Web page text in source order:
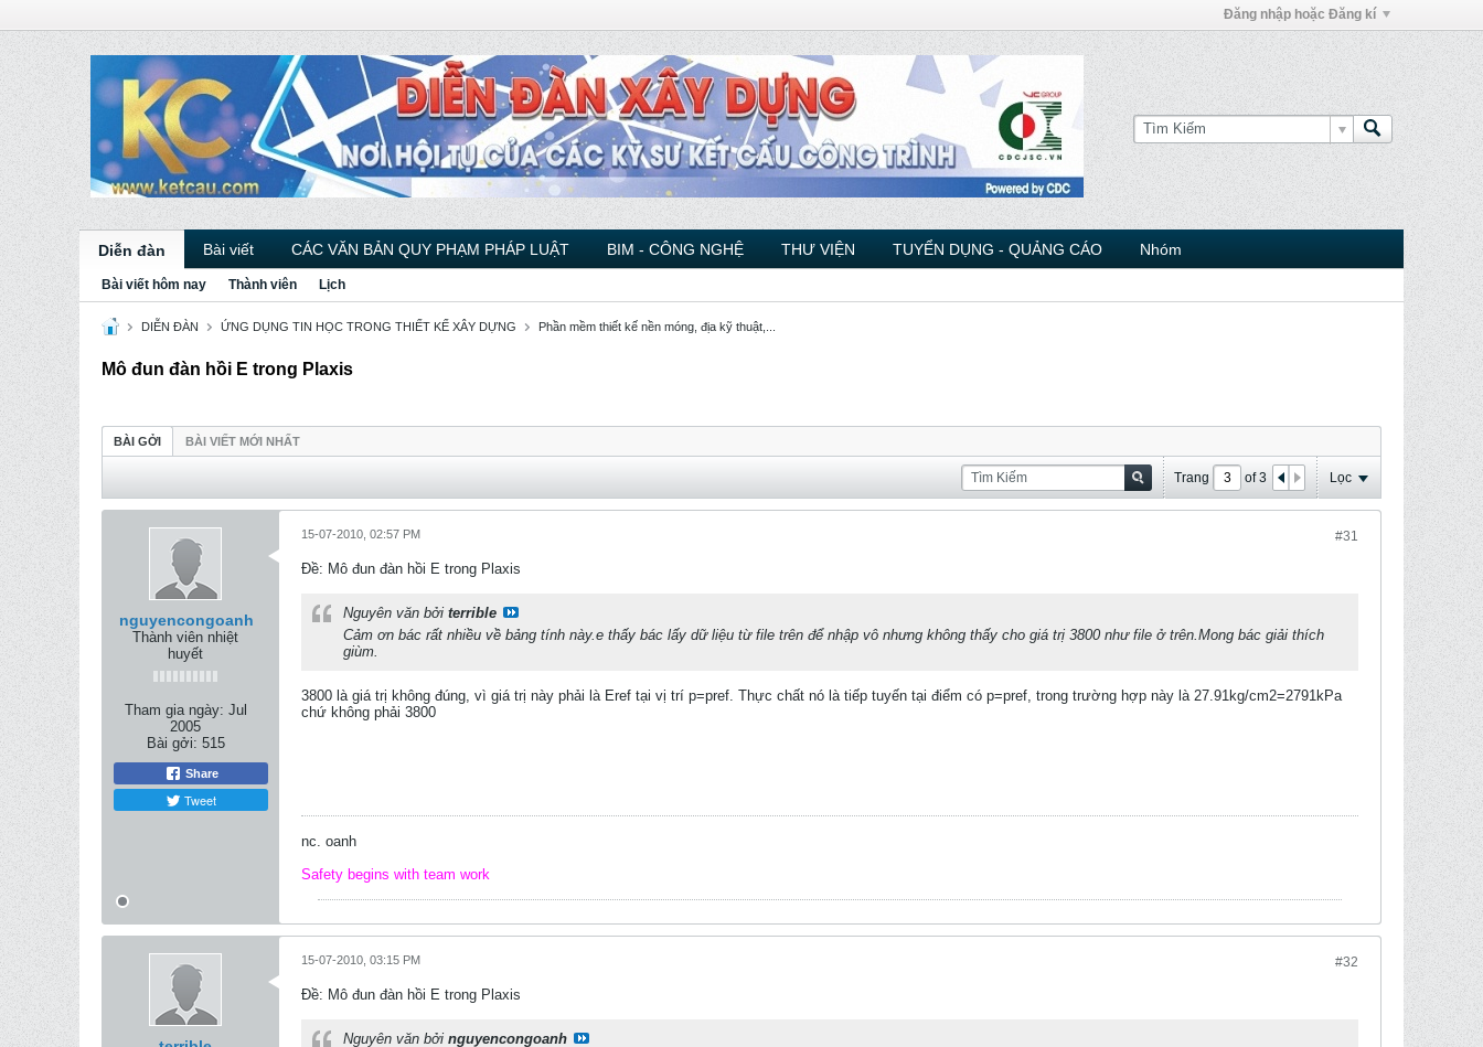
Đăng nhập hoặc Đăng kí
Diễn đàn Bài viết CÁC VĂN BẢN QUY PHẠM PHÁP LUẬT BIM - CÔNG NGHỆ THƯ VIỆN TUYỂN DỤNG - QUẢNG CÁO Nhóm
Bài viết hôm nay Thành viên Lịch
DIỄN ĐÀN ỨNG DỤNG TIN HỌC TRONG THIẾT KẾ XÂY DỰNG Phần mềm thiết kế nền móng, địa kỹ thuật,...
Mô đun đàn hồi E trong Plaxis
BÀI GỞI BÀI VIẾT MỚI NHẤT
Trang of3 Lọc
nguyencongoanh
Thành viên nhiệt
huyết
Tham gia ngày: Jul
2005
Bài gởi: 515
Share
Tweet
#31
15-07-2010, 02:57 PM
Ðề: Mô đun đàn hồi E trong Plaxis
Nguyên văn bởi terrible
Cảm ơn bác rất nhiều về bảng tính này.e thấy bác lấy dữ liệu từ file trên để nhập vô nhưng không thấy cho giá trị 3800 như file ở trên.Mong bác giải thích
giùm.
3800 là giá trị không đúng, vì giá trị này phải là Eref tại vị trí p=pref. Thực chất nó là tiếp tuyến tại điểm có p=pref, trong trường hợp này là 27.91kg/cm2=2791kPa
chứ không phải 3800
nc. oanh
Safety begins with team work
#32
15-07-2010, 03:15 PM
Ðề: Mô đun đàn hồi E trong Plaxis
Nguyên văn bởi nguyencongoanh